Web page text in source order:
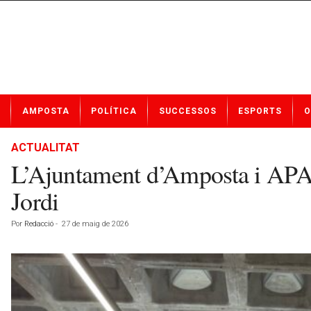
t
AMPOSTA POLÍTICA SUCCESSOS ESPORTS
ACTUALITAT
L’Ajuntament d’Amposta i
Jordi
Por Redacció - 27 de maig de 2026